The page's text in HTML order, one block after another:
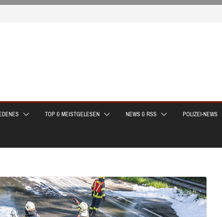
TOP & MEISTGELESEN NEWS & RSS POLIZEI-NEWS